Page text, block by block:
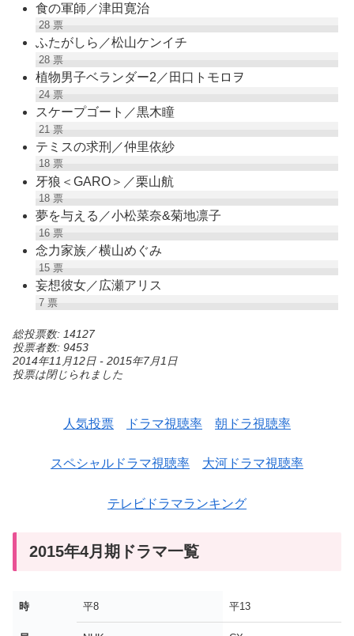
食の軍師／津田寛治
28票
ふたがしら／松山ケンイチ
28票
植物男子ベランダー2／田口トモロヲ
24票
スケープゴート／黒木瞳
21票
テミスの求刑／仲里依紗
18票
牙狼＜GARO＞／栗山航
18票
夢を与える／小松菜奈&菊地凛子
16票
念力家族／横山めぐみ
15票
妄想彼女／広瀬アリス
7票
総投票数: 14127
投票者数: 9453
2014年11月12日 - 2015年7月1日
投票は閉じられました
人気投票 ドラマ視聴率 朝ドラ視聴率
スペシャルドラマ視聴率 大河ドラマ視聴率
テレビドラマランキング
2015年4月期ドラマ一覧
時 平8 平13